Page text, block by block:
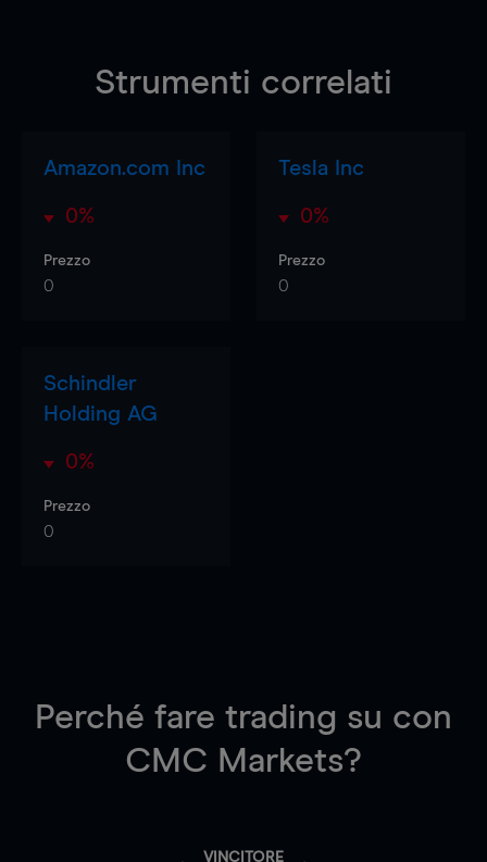
Strumenti correlati
Amazon.com Inc
0%
Prezzo
0
Tesla Inc
0%
Prezzo
0
Schindler
Holding AG
0%
Prezzo
0
Perché fare trading su con
CMC Markets?
VINCITORE